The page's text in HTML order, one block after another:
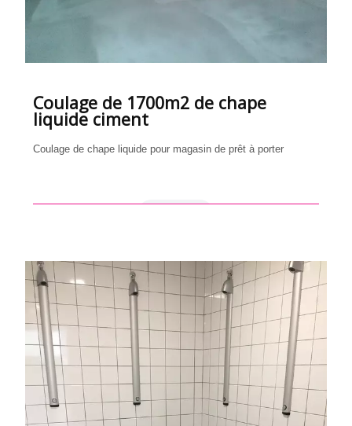
Coulage de 1700m2 de chape
liquide ciment
Coulage de chape liquide pour magasin de prêt à porter